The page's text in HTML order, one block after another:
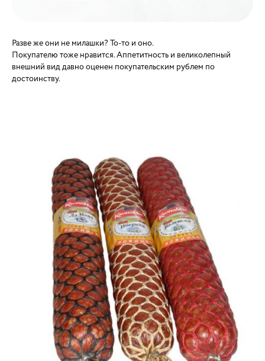
Разве же они не милашки? То-то и оно.
Покупателю тоже нравится. Аппетитность и великолепный
внешний вид давно оценен покупательским рублем по
достоинству.